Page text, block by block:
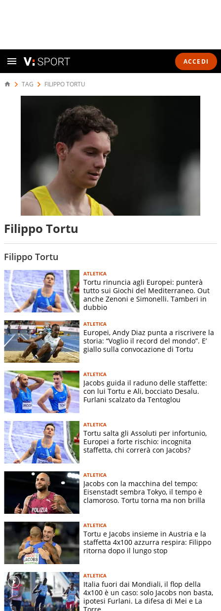
ACCEDI
TAG FILIPPO TORTU
Filippo Tortu
Filippo Tortu
ATLETICA
Tortu rinuncia agli Europei: punterà
tutto sui Giochi del Mediterraneo. Out
anche Zenoni e Simonelli. Tamberi in
dubbio
ATLETICA
Europei, Andy Diaz punta a riscrivere la
storia: “Voglio il record del mondo”. E’
giallo sulla convocazione di Tortu
ATLETICA
Jacobs guida il raduno delle staffette:
con lui Tortu e Ali, bocciato Desalu.
Furlani scalzato da Tentoglou
ATLETICA
Tortu salta gli Assoluti per infortunio,
Europei a forte rischio: incognita
staffetta, chi correrà con Jacobs?
ATLETICA
Jacobs con la macchina del tempo:
Eisenstadt sembra Tokyo, il tempo è
clamoroso. Tortu torna ma non brilla
ATLETICA
Tortu e Jacobs insieme in Austria e la
staffetta 4x100 azzurra respira: Filippo
ritorna dopo il lungo stop
ATLETICA
Italia fuori dai Mondiali, il flop della
4x100 è un caso: solo Jacobs non basta,
ipotesi Furlani. La difesa di Mei e La